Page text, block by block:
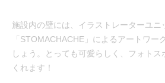
施設内の壁には、イラストレーターユニ
「STOMACHACHE」によるアートワー
しょう。とっても可愛らしく、フォトス
くれます！